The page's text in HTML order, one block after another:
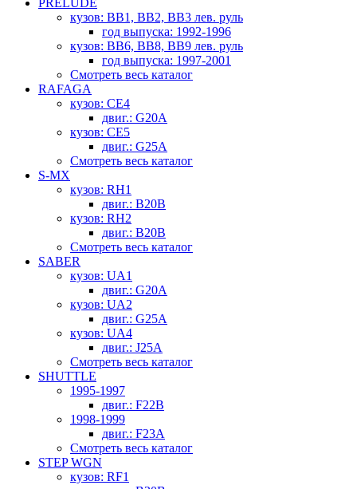
PRELUDE
кузов: BB1, BB2, BB3 лев. руль
год выпуска: 1992-1996
кузов: BB6, BB8, BB9 лев. руль
год выпуска: 1997-2001
Смотреть весь каталог
RAFAGA
кузов: CE4
двиг.: G20A
кузов: CE5
двиг.: G25A
Смотреть весь каталог
S-MX
кузов: RH1
двиг.: B20B
кузов: RH2
двиг.: B20B
Смотреть весь каталог
SABER
кузов: UA1
двиг.: G20A
кузов: UA2
двиг.: G25A
кузов: UA4
двиг.: J25A
Смотреть весь каталог
SHUTTLE
1995-1997
двиг.: F22B
1998-1999
двиг.: F23A
Смотреть весь каталог
STEP WGN
кузов: RF1